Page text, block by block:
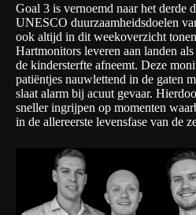
Goal 3 is vernoemd naar het derde
UNESCO duurzaamheidsdoelen
ook altijd in dit weekoverzicht
Hartmonitors leveren aan landen
de kindersterfte afneemt. Deze
patiëntjes nauwlettend in de gaten
slaat alarm bij acuut gevaar.
sneller ingrijpen op momenten
in de allereerste levensfase van de